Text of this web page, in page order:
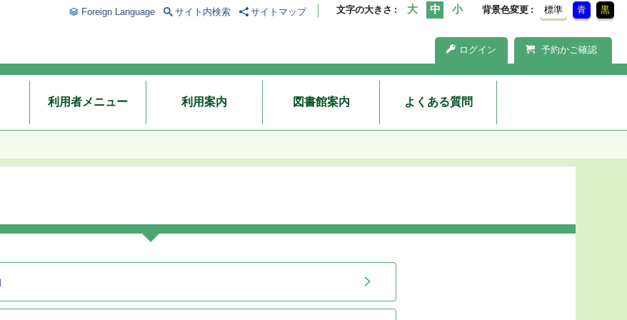
文字の大きさ 背景色変更 標準 青 黒
ログイン 予約かご確認
Foreign Language サイト内検索 サイトマップ
利用者メニュー 利用案内 図書館案内 よくある質問